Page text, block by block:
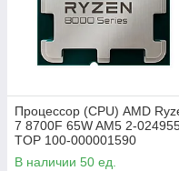
Процессор (CPU) AMD
7 8700F 65W AM5 2-
TOP 100-000001590
В наличии 50 ед.